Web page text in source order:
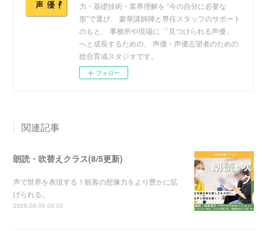
力・基礎技術・業界理解を “今の自分に必要な
形”で選び、 豪華講師陣と専任スタッフのサポート
のもと、 事務所や現場に 「見つけられる声優」
へと成長するための、 声優・声優志望者のための
総合育成スタジオです。
フォロー
関連記事
朗読・吹替えクラス(8/5更新)
声で世界を表現する！観客の想像力をより豊かに拡
げられる。
2026.08.05 09:00